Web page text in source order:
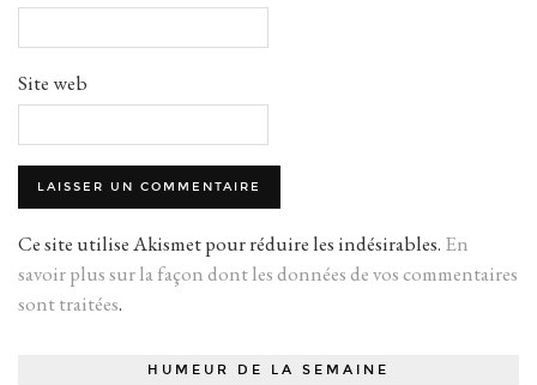
Site web
Ce site utilise Akismet pour réduire les indésirables. En
savoir plus sur la façon dont les données de vos commentaires
sont traitées.
HUMEUR DE LA SEMAINE